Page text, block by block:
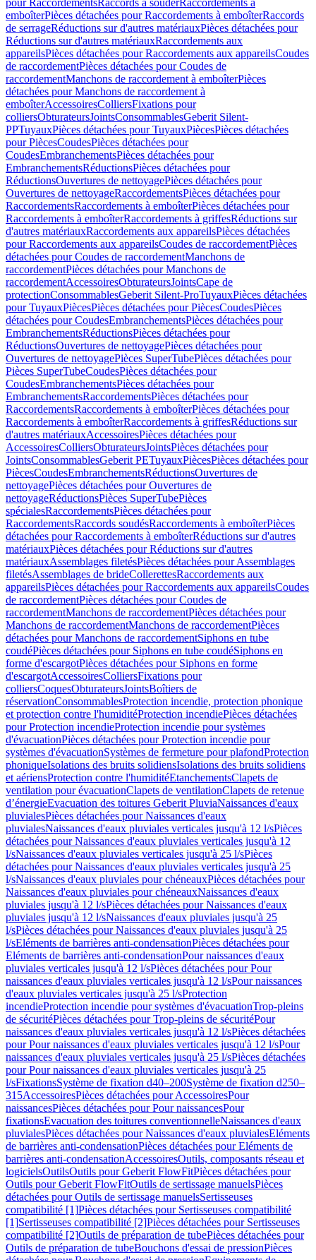
pour RaccordementsRaccords à souderRaccordements à
emboîterPièces détachées pour Raccordements à emboîterRaccords
de serrageRéductions sur d'autres matériauxPièces détachées pour
Réductions sur d'autres matériauxRaccordements aux
appareilsPièces détachées pour Raccordements aux appareilsCoudes
de raccordementPièces détachées pour Coudes de
raccordementManchons de raccordement à emboîterPièces
détachées pour Manchons de raccordement à
emboîterAccessoiresColliersFixations pour
colliersObturateursJointsConsommablesGeberit Silent-
PPTuyauxPièces détachées pour TuyauxPiècesPièces détachées
pour PiècesCoudesPièces détachées pour
CoudesEmbranchementsPièces détachées pour
EmbranchementsRéductionsPièces détachées pour
RéductionsOuvertures de nettoyagePièces détachées pour
Ouvertures de nettoyageRaccordementsPièces détachées pour
RaccordementsRaccordements à emboîterPièces détachées pour
Raccordements à emboîterRaccordements à griffesRéductions sur
d'autres matériauxRaccordements aux appareilsPièces détachées
pour Raccordements aux appareilsCoudes de raccordementPièces
détachées pour Coudes de raccordementManchons de
raccordementPièces détachées pour Manchons de
raccordementAccessoiresObturateursJointsCape de
protectionConsommablesGeberit Silent-ProTuyauxPièces détachées
pour TuyauxPiècesPièces détachées pour PiècesCoudesPièces
détachées pour CoudesEmbranchementsPièces détachées pour
EmbranchementsRéductionsPièces détachées pour
RéductionsOuvertures de nettoyagePièces détachées pour
Ouvertures de nettoyagePièces SuperTubePièces détachées pour
Pièces SuperTubeCoudesPièces détachées pour
CoudesEmbranchementsPièces détachées pour
EmbranchementsRaccordementsPièces détachées pour
RaccordementsRaccordements à emboîterPièces détachées pour
Raccordements à emboîterRaccordements à griffesRéductions sur
d'autres matériauxAccessoiresPièces détachées pour
AccessoiresColliersObturateursJointsPièces détachées pour
JointsConsommablesGeberit PETuyauxPiècesPièces détachées pour
PiècesCoudesEmbranchementsRéductionsOuvertures de
nettoyagePièces détachées pour Ouvertures de
nettoyageRéductionsPièces SuperTubePièces
spécialesRaccordementsPièces détachées pour
RaccordementsRaccords soudésRaccordements à emboîterPièces
détachées pour Raccordements à emboîterRéductions sur d'autres
matériauxPièces détachées pour Réductions sur d'autres
matériauxAssemblages filetésPièces détachées pour Assemblages
filetésAssemblages de brideCollerettesRaccordements aux
appareilsPièces détachées pour Raccordements aux appareilsCoudes
de raccordementPièces détachées pour Coudes de
raccordementManchons de raccordementPièces détachées pour
Manchons de raccordementManchons de raccordementPièces
détachées pour Manchons de raccordementSiphons en tube
coudéPièces détachées pour Siphons en tube coudéSiphons en
forme d'escargotPièces détachées pour Siphons en forme
d'escargotAccessoiresColliersFixations pour
colliersCoquesObturateursJointsBoîtiers de
réservationConsommablesProtection incendie, protection phonique
et protection contre l'humiditéProtection incendiePièces détachées
pour Protection incendieProtection incendie pour systèmes
d'évacuationPièces détachées pour Protection incendie pour
systèmes d'évacuationSystèmes de fermeture pour plafondProtection
phoniqueIsolations des bruits solidiensIsolations des bruits solidiens
et aériensProtection contre l'humiditéEtanchementsClapets de
ventilation pour évacuationClapets de ventilationClapets de retenue
d’énergieEvacuation des toitures Geberit PluviaNaissances d'eaux
pluvialesPièces détachées pour Naissances d'eaux
pluvialesNaissances d'eaux pluviales verticales jusqu'à 12 l/sPièces
détachées pour Naissances d'eaux pluviales verticales jusqu'à 12
l/sNaissances d'eaux pluviales verticales jusqu'à 25 l/sPièces
détachées pour Naissances d'eaux pluviales verticales jusqu'à 25
l/sNaissances d'eaux pluviales pour chéneauxPièces détachées pour
Naissances d'eaux pluviales pour chéneauxNaissances d'eaux
pluviales jusqu'à 12 l/sPièces détachées pour Naissances d'eaux
pluviales jusqu'à 12 l/sNaissances d'eaux pluviales jusqu'à 25
l/sPièces détachées pour Naissances d'eaux pluviales jusqu'à 25
l/sEléments de barrières anti-condensationPièces détachées pour
Eléments de barrières anti-condensationPour naissances d'eaux
pluviales verticales jusqu'à 12 l/sPièces détachées pour Pour
naissances d'eaux pluviales verticales jusqu'à 12 l/sPour naissances
d'eaux pluviales verticales jusqu'à 25 l/sProtection
incendieProtection incendie pour systèmes d'évacuationTrop-pleins
de sécuritéPièces détachées pour Trop-pleins de sécuritéPour
naissances d'eaux pluviales verticales jusqu'à 12 l/sPièces détachées
pour Pour naissances d'eaux pluviales verticales jusqu'à 12 l/sPour
naissances d'eaux pluviales verticales jusqu'à 25 l/sPièces détachées
pour Pour naissances d'eaux pluviales verticales jusqu'à 25
l/sFixationsSystème de fixation d40–200Système de fixation d250–
315AccessoiresPièces détachées pour AccessoiresPour
naissancesPièces détachées pour Pour naissancesPour
fixationsEvacuation des toitures conventionnelleNaissances d'eaux
pluvialesPièces détachées pour Naissances d'eaux pluvialesEléments
de barrières anti-condensationPièces détachées pour Eléments de
barrières anti-condensationAccessoiresOutils, composants réseau et
logicielsOutilsOutils pour Geberit FlowFitPièces détachées pour
Outils pour Geberit FlowFitOutils de sertissage manuelsPièces
détachées pour Outils de sertissage manuelsSertisseuses
compatibilité [1]Pièces détachées pour Sertisseuses compatibilité
[1]Sertisseuses compatibilité [2]Pièces détachées pour Sertisseuses
compatibilité [2]Outils de préparation de tubePièces détachées pour
Outils de préparation de tubeBouchons d'essai de pressionPièces